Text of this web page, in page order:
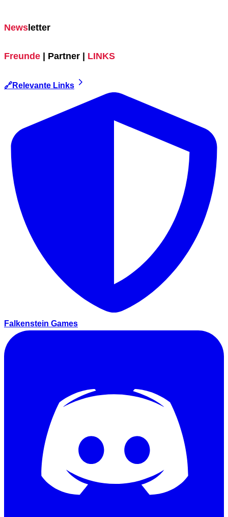
Newsletter
Freunde | Partner | LINKS
🔗Relevante Links
Falkenstein Games